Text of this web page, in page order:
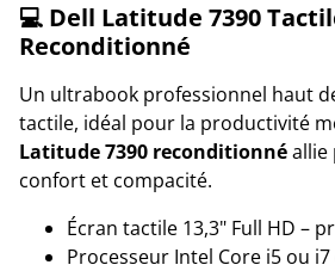
💻 Dell Latitude 7390
Reconditionné
Un ultrabook professionnel haut
tactile, idéal pour la productivité
Latitude 7390 reconditionnéallie
confort et compacité.
Écran tactile 13,3" Full HD –
Processeur Intel Core i5 ou